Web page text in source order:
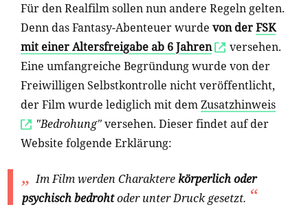
Für den Realfilm sollen nun andere Regeln gelten.
Denn das Fantasy-Abenteuer wurde von derFSK
mit einer Altersfreigabe ab 6 Jahren
versehen.
Eine umfangreiche Begründung wurde von der
Freiwilligen Selbstkontrolle nicht veröffentlicht,
der Film wurde lediglich mit demZusatzhinweis
"Bedrohung"versehen. Dieser findet auf der
Website folgende Erklärung:
Im Film werden Charakterekörperlich oder
psychisch bedrohtoder unter Druck gesetzt.